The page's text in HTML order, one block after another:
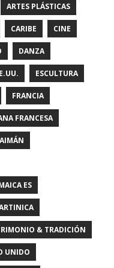
ARTES PLÁSTICAS
CARIBE CINE
DANZA
ESCULTURA
FRANCIA
FRANCESA
ES
& TRADICIÓN
UNIDO